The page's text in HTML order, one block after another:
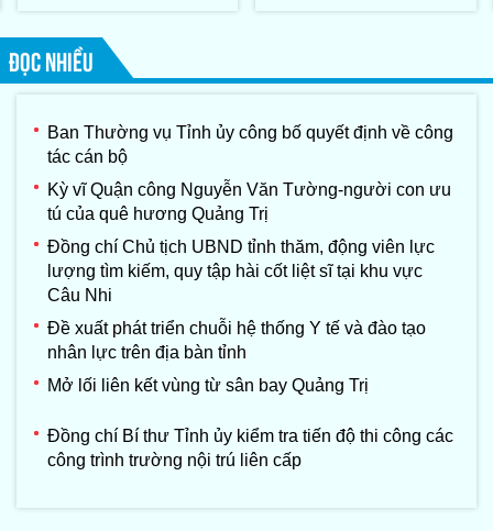
ĐỌC NHIỀU
Ban Thường vụ Tỉnh ủy công bố quyết định về công
tác cán bộ
Kỳ vĩ Quận công Nguyễn Văn Tường-người con ưu
tú của quê hương Quảng Trị
Đồng chí Chủ tịch UBND tỉnh thăm, động viên lực
lượng tìm kiếm, quy tập hài cốt liệt sĩ tại khu vực
Câu Nhi
Đề xuất phát triển chuỗi hệ thống Y tế và đào tạo
nhân lực trên địa bàn tỉnh
Mở lối liên kết vùng từ sân bay Quảng Trị
Đồng chí Bí thư Tỉnh ủy kiểm tra tiến độ thi công các
công trình trường nội trú liên cấp